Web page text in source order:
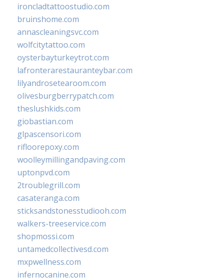
ironcladtattoostudio.com
bruinshome.com
annascleaningsvc.com
wolfcitytattoo.com
oysterbayturkeytrot.com
lafronterarestauranteybar.com
lilyandrosetearoom.com
olivesburgberrypatch.com
theslushkids.com
giobastian.com
glpascensori.com
rifloorepoxy.com
woolleymillingandpaving.com
uptonpvd.com
2troublegrill.com
casateranga.com
sticksandstonesstudiooh.com
walkers-treeservice.com
shopmossi.com
untamedcollectivesd.com
mxpwellness.com
infernocanine.com